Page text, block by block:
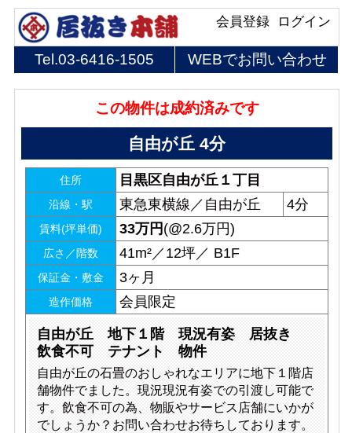
ログイン
会員登録
Tel.03-6416-1505 WEBでお問い合わせ
この物件は成約済みです
自由が丘 4分
住所 目黒区自由が丘１丁目
沿線・駅 東急東横線／自由が丘 4分
賃料(坪単価) 33万円 (@2.6万円)
広さ／階数 41m²／12坪／ B1F
保証金・敷金 3ヶ月
造作価格 会員限定
自由が丘 地下１階 現況有姿 居抜き
飲食不可 テナント 物件
自由が丘の石畳のおしゃれなエリアに地下１階店
舗物件でました。現況現況有姿での引渡し可能で
す。飲食不可の為、物販やサービス店舗にいかが
でしょうか？お問い合わせお待ちしております。